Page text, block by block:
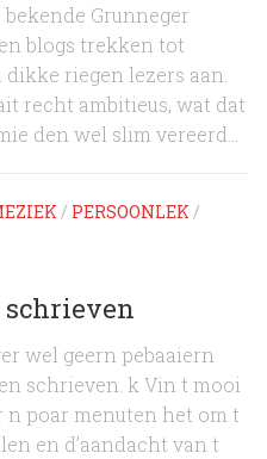
Grunneger
blogs trekken tot
riegen lezers aan.
recht ambitieus, wat dat
den wel slim vereerd...
/ PERSOONLEK /
wel geern pebaaiern
schrieven. k Vin t mooi
n poar menuten het om t
en d’aandacht van t